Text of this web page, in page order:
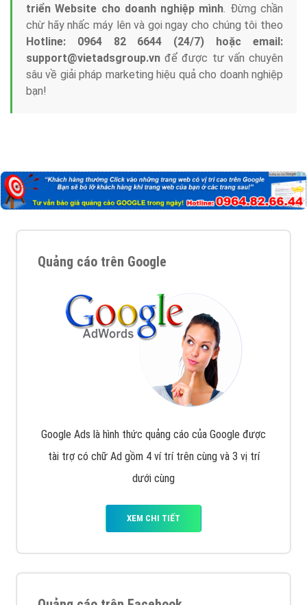
triển Website cho doanh nghiệp mình. Đừng chần
chừ hãy nhấc máy lên và gọi ngay cho chúng tôi theo
Hotline: 0964 82 6644 (24/7) hoặc email:
support@vietadsgroup.vn để được tư vấn chuyên
sâu về giải pháp marketing hiệu quả cho doanh nghiệp
bạn!
Quảng cáo trên Google
Google Ads là hình thức quảng cáo của Google được
tài trợ có chữ Ad gồm 4 ví trí trên cùng và 3 vị trí
dưới cùng
XEM CHI TIẾT